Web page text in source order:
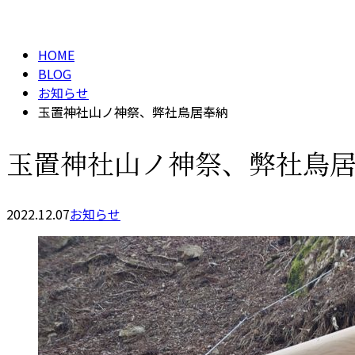
HOME
BLOG
お知らせ
玉置神社山ノ神祭、弊社鳥居奉納
玉置神社山ノ神祭、弊社鳥
2022.12.07お知らせ